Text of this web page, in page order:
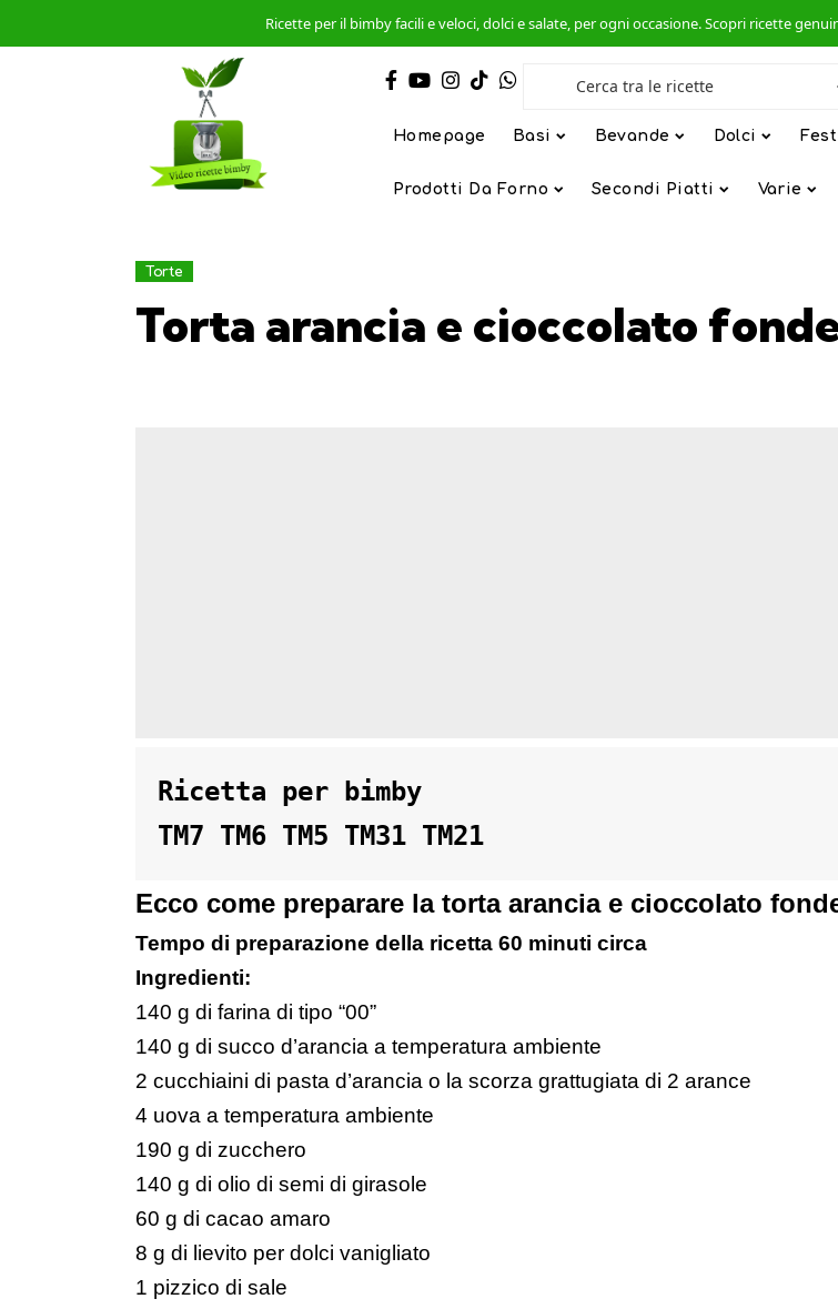
Ricette per il bimby facili e veloci, dolci e salate, per ogni occasione. Scopri ricette
Homepage Basi Bevande Dolci
Prodotti Da Forno Secondi Piatti Varie
Torte
Torta arancia e cioccolato
Ricetta per bimby
TM7 TM6 TM5 TM31 TM21
Ecco come preparare la torta arancia e cioccolato
Tempo di preparazione della ricetta 60 minuti circa
Ingredienti:
140 g di farina di tipo “00”
140 g di succo d’arancia a temperatura ambiente
2 cucchiaini di pasta d’arancia o la scorza grattugiata di 2 arance
4 uova a temperatura ambiente
190 g di zucchero
140 g di olio di semi di girasole
60 g di cacao amaro
8 g di lievito per dolci vanigliato
1 pizzico di sale